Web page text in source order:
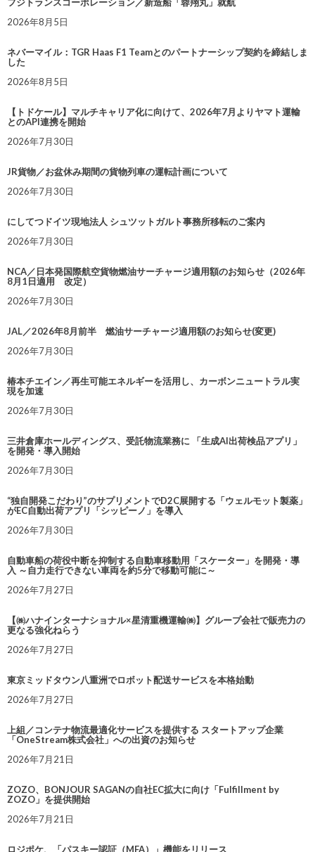
2026年8月5日
ネバーマイル：TGR Haas F1 Teamとのパートナーシップ契約を締結しま
した
2026年8月5日
【トドケール】マルチキャリア化に向けて、2026年7月よりヤマト運輸
とのAPI連携を開始
2026年7月30日
JR貨物／お盆休み期間の貨物列車の運転計画について
2026年7月30日
にしてつドイツ現地法人 シュツットガルト事務所移転のご案内
2026年7月30日
NCA／日本発国際航空貨物燃油サーチャージ適用額のお知らせ（2026年
8月1日適用 改定）
2026年7月30日
JAL／2026年8月前半 燃油サーチャージ適用額のお知らせ(変更)
2026年7月30日
椿本チエイン／再生可能エネルギーを活用し、カーボンニュートラル実
現を加速
2026年7月30日
三井倉庫ホールディングス、受託物流業務に 「生成AI出荷検品アプリ」
を開発・導入開始
2026年7月30日
“独自開発こだわり”のサプリメントでD2C展開する「ウェルモット製薬」
がEC自動出荷アプリ「シッピーノ」を導入
2026年7月30日
自動車船の荷役中断を抑制する自動車移動用「スケーター」を開発・導
入 ～自力走行できない車両を約5分で移動可能に～
2026年7月27日
【㈱ハナインターナショナル×星清重機運輸㈱】グループ会社で販売力の
更なる強化ねらう
2026年7月27日
東京ミッドタウン八重洲でロボット配送サービスを本格始動
2026年7月27日
上組／コンテナ物流最適化サービスを提供する スタートアップ企業
「OneStream株式会社」への出資のお知らせ
2026年7月21日
ZOZO、BONJOUR SAGANの自社EC拡大に向け「Fulfillment by
ZOZO」を提供開始
2026年7月21日
ロジポケ、「パスキー認証（MFA）」機能をリリース